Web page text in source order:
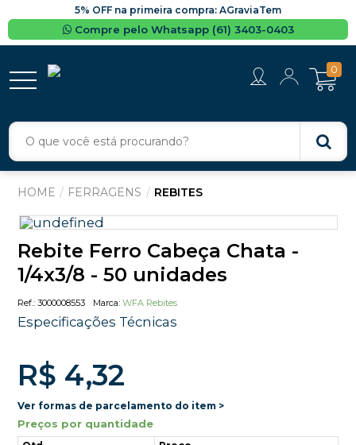
5% OFF na primeira compra: AGraviaTem
Compre pelo Whatsapp (61) 3403-0403
0
FERRAGENS REBITES
Rebite Ferro Cabeça Chata -
1/4x3/8 - 50 unidades
3000008553 WFA Rebites
Especificações Técnicas
R$ 4,32
Ver formas de parcelamento do item >
Preços por quantidade